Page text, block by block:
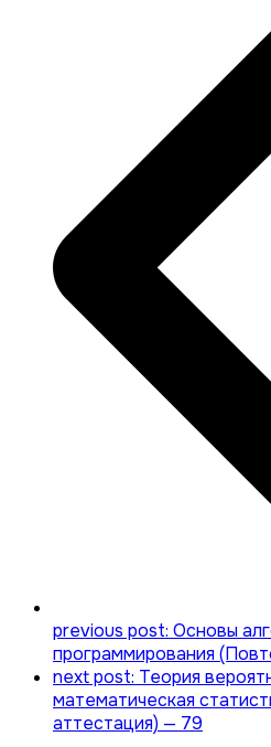
previous post: Основы
программирования
next post: Теория
математическая
аттестация) — 79